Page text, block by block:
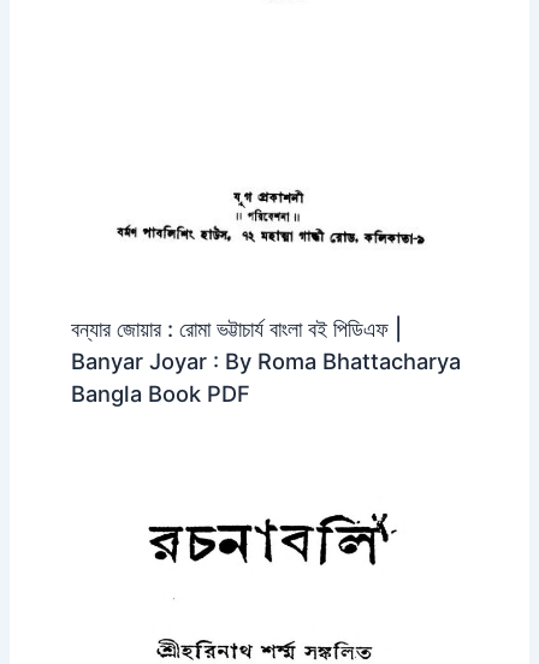
বন্যার জোয়ার : রোমা ভট্টাচার্য বাংলা বই পিডিএফ |
Banyar Joyar : By Roma Bhattacharya
Bangla Book PDF